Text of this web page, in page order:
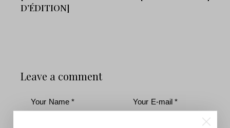
D’ÉDITION]
Leave a comment